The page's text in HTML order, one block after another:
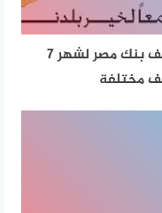
وظائف بنك مصر لشهر 7
مختلفة